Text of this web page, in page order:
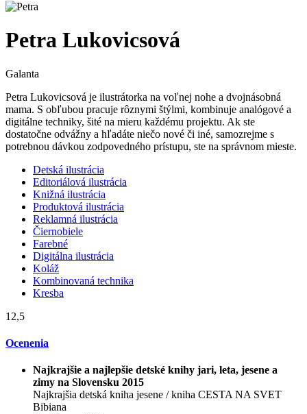
Petra Lukovicsová
Galanta
Petra Lukovicsová je ilustrátorka na voľnej nohe a dvojnásobná
mama. S obľubou pracuje rôznymi štýlmi, kombinuje analógové a
digitálne techniky, šité na mieru každému projektu. Ak ste
dostatočne odvážny a hľadáte niečo nové či iné, samozrejme s
potrebnou dávkou zodpovedného prístupu, ste na správnom mieste.
Detská ilustrácia
Editoriálová ilustrácia
Knižná ilustrácia
Produktová ilustrácia
Reklamná ilustrácia
Čiernobiele
Farebné
Digitálna ilustrácia
Koláž
Kombinovaná technika
Kresba
12,5
Ocenenia
Najkrajšie a najlepšie detské knihy jari, leta, jesene a
zimy na Slovensku 2015
Najkrajšia detská kniha jesene / kniha CESTA NA SVET
Bibiana